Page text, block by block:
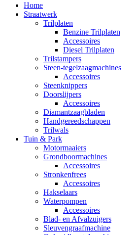
Home
Straatwerk
Trilplaten
Benzine Trilplaten
Accessoires
Diesel Trilplaten
Trilstampers
Steen-tegelzaagmachines
Accessoires
Steenknippers
Doorslijpers
Accessoires
Diamantzaagbladen
Handgereedschappen
Trilwals
Tuin & Park
Motormaaiers
Grondboormachines
Accessoires
Stronkenfrees
Accessoires
Hakselaars
Waterpompen
Accessoires
Blad- en Afvalzuigers
Sleuvengraafmachine